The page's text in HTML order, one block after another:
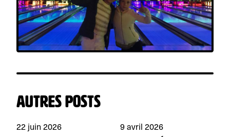
Autres posts
22 juin 2026 9 avril 2026